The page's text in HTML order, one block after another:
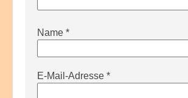
Name *
E-Mail-Adresse *